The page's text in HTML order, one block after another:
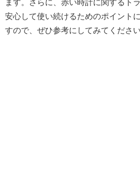
ます。さらに、赤い時計に関するト
安心して使い続けるためのポイント
すので、ぜひ参考にしてみてください